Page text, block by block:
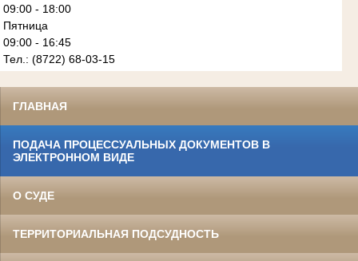
09:00 - 18:00
Пятница
09:00 - 16:45
Тел.: (8722) 68-03-15
ГЛАВНАЯ
ПОДАЧА ПРОЦЕССУАЛЬНЫХ ДОКУМЕНТОВ В
ЭЛЕКТРОННОМ ВИДЕ
О СУДЕ
ТЕРРИТОРИАЛЬНАЯ ПОДСУДНОСТЬ